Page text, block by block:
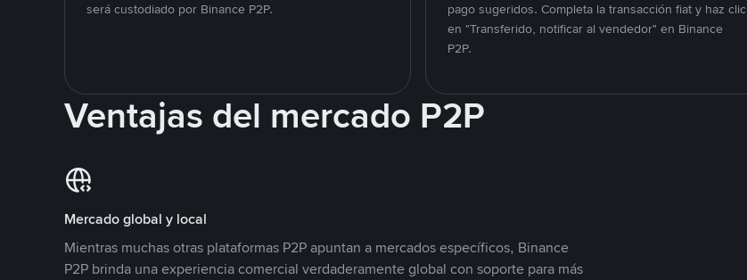
será custodiado por Binance P2P.
pago sugeridos. Completa la transacción fiat y haz clic
en "Transferido, notificar al vendedor" en Binance
P2P.
Ventajas del mercado P2P
Mercado global y local
Mientras muchas otras plataformas P2P apuntan a mercados específicos, Binance
P2P brinda una experiencia comercial verdaderamente global con soporte para más